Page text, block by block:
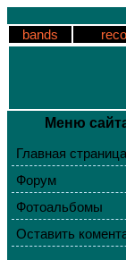
bands
Меню
Главная страница
Форум
Фотоальбомы
Оставить